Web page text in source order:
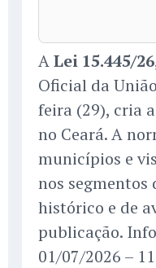
ALei 15.445/26
Oficial da
feira (29), cria a
no Ceará. A
municípios e
nos
histórico e de
publicação.
01/07/2026 –